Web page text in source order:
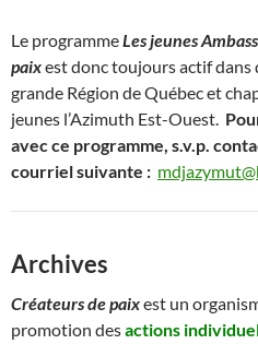
Le programmeLes jeunes
paixest donc toujours actif dans
grande Région de Québec et
jeunes l’Azimuth Est-Ouest.
avec ce programme, s.v.p.
courriel suivante :
Archives
Créateurs de paixest un
promotion desactions